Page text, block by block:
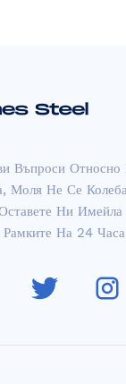
линия на
Въпроси
Моля Не Се
Ни
На 24